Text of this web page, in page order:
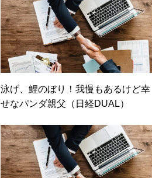
泳げ、鯉のぼり！我慢もあるけど幸
せなパンダ親父（日経DUAL）